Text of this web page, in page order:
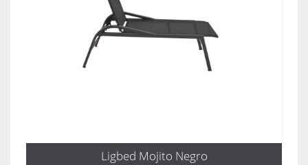
Ligbed Mojito Negro